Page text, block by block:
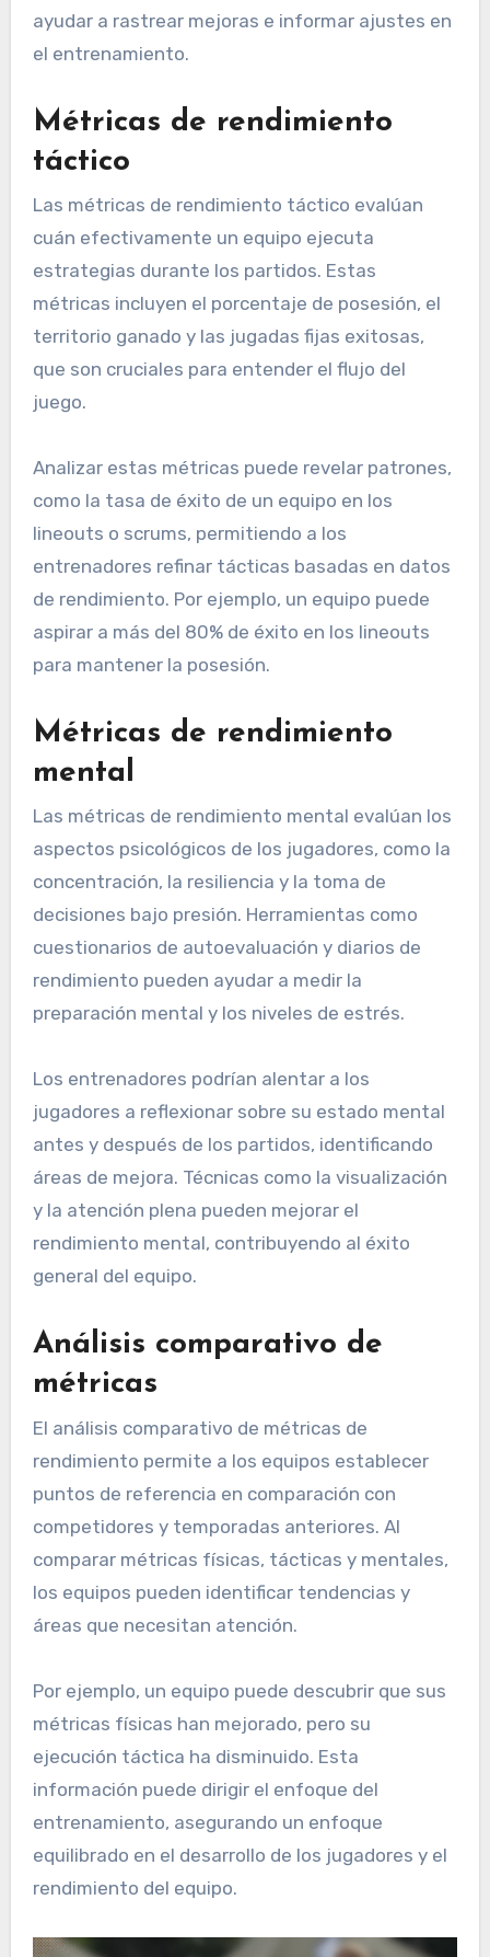
ayudar a rastrear mejoras e informar ajustes en
el entrenamiento.
Métricas de rendimiento
táctico
Las métricas de rendimiento táctico evalúan
cuán efectivamente un equipo ejecuta
estrategias durante los partidos. Estas
métricas incluyen el porcentaje de posesión, el
territorio ganado y las jugadas fijas exitosas,
que son cruciales para entender el flujo del
juego.
Analizar estas métricas puede revelar patrones,
como la tasa de éxito de un equipo en los
lineouts o scrums, permitiendo a los
entrenadores refinar tácticas basadas en datos
de rendimiento. Por ejemplo, un equipo puede
aspirar a más del 80% de éxito en los lineouts
para mantener la posesión.
Métricas de rendimiento
mental
Las métricas de rendimiento mental evalúan los
aspectos psicológicos de los jugadores, como la
concentración, la resiliencia y la toma de
decisiones bajo presión. Herramientas como
cuestionarios de autoevaluación y diarios de
rendimiento pueden ayudar a medir la
preparación mental y los niveles de estrés.
Los entrenadores podrían alentar a los
jugadores a reflexionar sobre su estado mental
antes y después de los partidos, identificando
áreas de mejora. Técnicas como la visualización
y la atención plena pueden mejorar el
rendimiento mental, contribuyendo al éxito
general del equipo.
Análisis comparativo de
métricas
El análisis comparativo de métricas de
rendimiento permite a los equipos establecer
puntos de referencia en comparación con
competidores y temporadas anteriores. Al
comparar métricas físicas, tácticas y mentales,
los equipos pueden identificar tendencias y
áreas que necesitan atención.
Por ejemplo, un equipo puede descubrir que sus
métricas físicas han mejorado, pero su
ejecución táctica ha disminuido. Esta
información puede dirigir el enfoque del
entrenamiento, asegurando un enfoque
equilibrado en el desarrollo de los jugadores y el
rendimiento del equipo.